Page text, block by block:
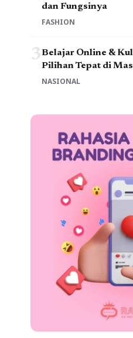
dan Fungsinya
FASHION
3Belajar Online &
Pilihan Tepat di
NASIONAL